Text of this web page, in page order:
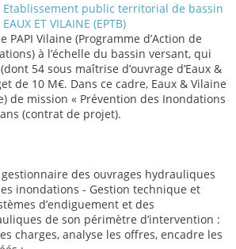
Etablissement public territorial de bassin
EAUX ET VILAINE (EPTB)
PAPI Vilaine (Programme d’Action de
à l’échelle du bassin versant, qui
54 sous maîtrise d’ouvrage d’Eaux &
de 10 M€. Dans ce cadre, Eaux & Vilaine
de mission « Prévention des Inondations
(contrat de projet).
des ouvrages hydrauliques
inondations - Gestion technique et
d’endiguement et des
de son périmètre d’intervention :
charges, analyse les offres, encadre les